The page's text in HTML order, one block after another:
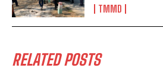
TMMD
RELATED POSTS